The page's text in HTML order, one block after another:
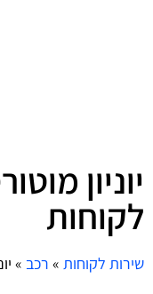
יוניון
לקוחות
שירות לקוחות » רכב »